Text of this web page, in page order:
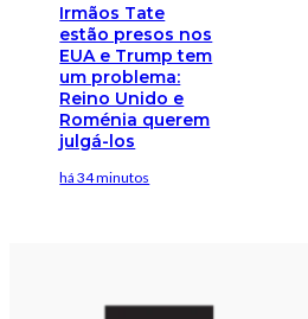
Irmãos Tate
estão presos nos
EUA e Trump tem
um problema:
Reino Unido e
Roménia querem
julgá-los
há 34 minutos